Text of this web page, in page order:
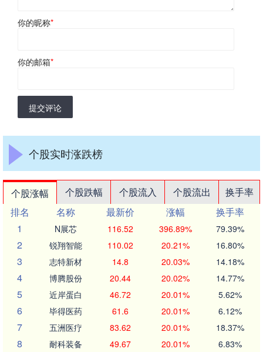
你的昵称*
你的邮箱*
提交评论
个股实时涨跌榜
个股涨幅 个股跌幅 个股流入 个股流出
换手率
排名
名称 最新价 涨幅
换手率
1
N展芯 116.52 396.89% 79.39%
2 锐翔智能 110.02 20.21% 16.80%
3 志特新材 14.8 20.03% 14.18%
4 博腾股份 20.44 20.02% 14.77%
5 近岸蛋白 46.72 20.01% 5.62%
6 毕得医药 61.6 20.01% 6.12%
7 五洲医疗 83.62 20.01% 18.37%
8 耐科装备 49.67 20.01% 6.83%